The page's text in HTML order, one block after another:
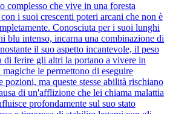
complesso che vive in una foresta
i suoi crescenti poteri arcani che non è
Conosciuta per i suoi lunghi
blu intenso, incarna una combinazione di
il suo aspetto incantevole, il peso
di ferire gli altri la portano a vivere in
le permettono di eseguire
pozioni, ma queste stesse abilità rischiano
di un'afflizione che lei chiama malattia
profondamente sul suo stato